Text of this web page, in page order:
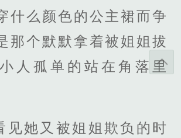
什么颜色的公主裙而争
那个默默拿着被姐姐拔
人孤单的站在角落里
见她又被姐姐欺负的时